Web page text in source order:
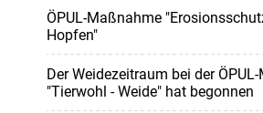
ÖPUL-Maßnahme
Hopfen"
Der Weidezeitraum bei der
"Tierwohl - Weide" hat begonnen